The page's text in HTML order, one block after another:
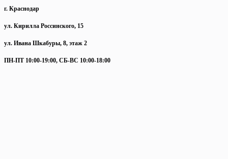
г. Краснодар
ул. Кирилла Россинского, 15
ул. Ивана Шкабуры, 8, этаж 2
ПН-ПТ 10:00-19:00, СБ-ВС 10:00-18:00